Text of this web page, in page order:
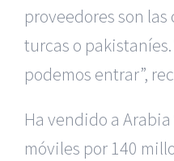
proveedores son
turcas o
podemos entrar”,
Ha vendido a
móviles por 140